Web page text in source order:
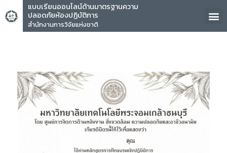
แบบเรียนออนไลน์ด้านมาตรฐานความ
ปลอดภัยห้องปฏิบัติการ
สำนักงานการวิจัยแห่งชาติ
คุณ